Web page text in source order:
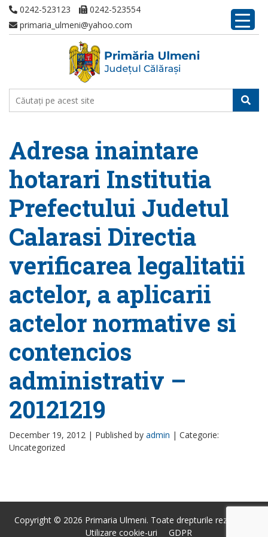
0242-523123
0242-523554
primaria_ulmeni@yahoo.com
Adresa inaintare
hotarari Institutia
Prefectului Judetul
Calarasi Directia
verificarea legalitatii
actelor, a aplicarii
actelor normative si
contencios
administrativ –
20121219
December 19, 2012 | Published by admin | Categorie:
Uncategorized
Copyright © 2026 Primaria Ulmeni. Toate drepturile rezervate.
Utilizare cookie-uri
GDPR